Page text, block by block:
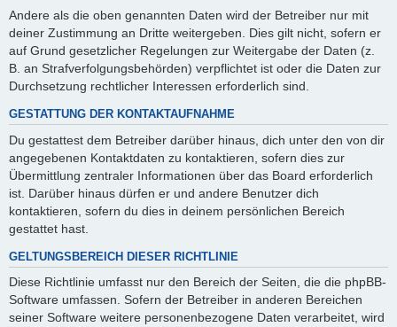
Andere als die oben genannten Daten wird der Betreiber nur mit
deiner Zustimmung an Dritte weitergeben. Dies gilt nicht, sofern er
auf Grund gesetzlicher Regelungen zur Weitergabe der Daten (z.
B. an Strafverfolgungsbehörden) verpflichtet ist oder die Daten zur
Durchsetzung rechtlicher Interessen erforderlich sind.
GESTATTUNG DER KONTAKTAUFNAHME
Du gestattest dem Betreiber darüber hinaus, dich unter den von dir
angegebenen Kontaktdaten zu kontaktieren, sofern dies zur
Übermittlung zentraler Informationen über das Board erforderlich
ist. Darüber hinaus dürfen er und andere Benutzer dich
kontaktieren, sofern du dies in deinem persönlichen Bereich
gestattet hast.
GELTUNGSBEREICH DIESER RICHTLINIE
Diese Richtlinie umfasst nur den Bereich der Seiten, die die phpBB-
Software umfassen. Sofern der Betreiber in anderen Bereichen
seiner Software weitere personenbezogene Daten verarbeitet, wird